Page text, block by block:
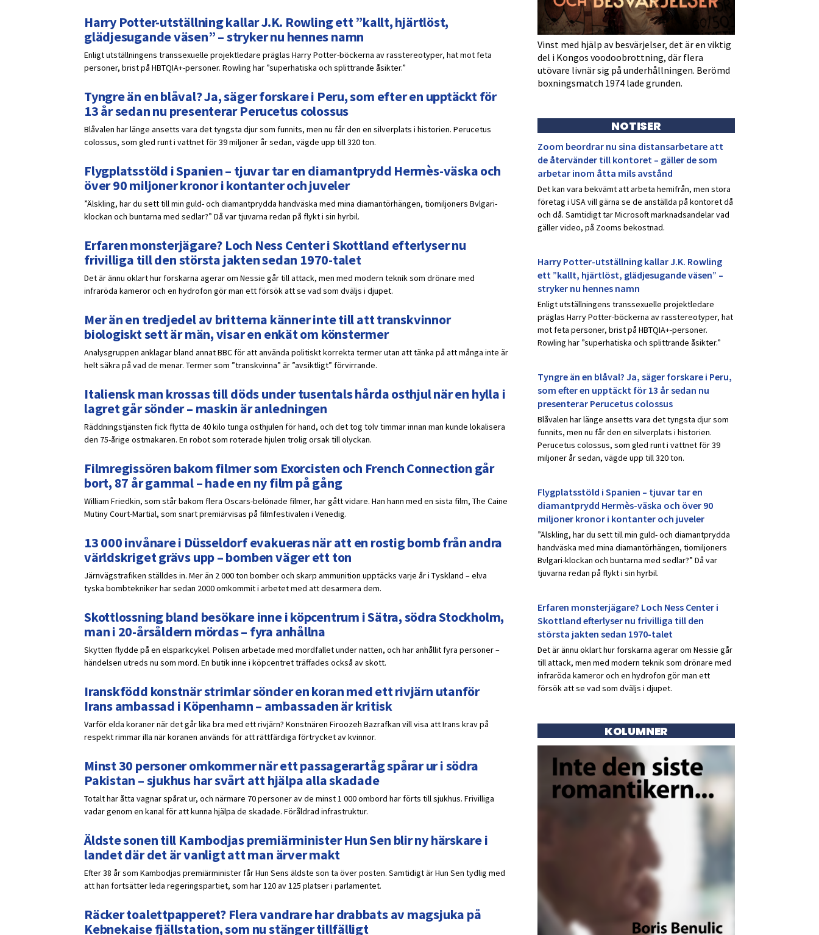
Harry Potter-utställning kallar J.K. Rowling ett ”kallt, hjärtlöst,
glädjesugande väsen” – stryker nu hennes namn
Enligt utställningens transsexuelle projektledare präglas Harry Potter-böckerna av rasstereotyper, hat mot feta
personer, brist på HBTQIA+-personer. Rowling har ”superhatiska och splittrande åsikter.”
Tyngre än en blåval? Ja, säger forskare i Peru, som efter en upptäckt för
13 år sedan nu presenterar Perucetus colossus
Blåvalen har länge ansetts vara det tyngsta djur som funnits, men nu får den en silverplats i historien. Perucetus
colossus, som gled runt i vattnet för 39 miljoner år sedan, vägde upp till 320 ton.
Flygplatsstöld i Spanien – tjuvar tar en diamantprydd Hermès-väska och
över 90 miljoner kronor i kontanter och juveler
”Älskling, har du sett till min guld- och diamantprydda handväska med mina diamantörhängen, tiomiljoners Bvlgari-
klockan och buntarna med sedlar?” Då var tjuvarna redan på flykt i sin hyrbil.
Erfaren monsterjägare? Loch Ness Center i Skottland efterlyser nu
frivilliga till den största jakten sedan 1970-talet
Det är ännu oklart hur forskarna agerar om Nessie går till attack, men med modern teknik som drönare med
infraröda kameror och en hydrofon gör man ett försök att se vad som dväljs i djupet.
Mer än en tredjedel av britterna känner inte till att transkvinnor
biologiskt sett är män, visar en enkät om könstermer
Analysgruppen anklagar bland annat BBC för att använda politiskt korrekta termer utan att tänka på att många inte är
helt säkra på vad de menar. Termer som ”transkvinna” är ”avsiktligt” förvirrande.
Italiensk man krossas till döds under tusentals hårda osthjul när en hylla i
lagret går sönder – maskin är anledningen
Räddningstjänsten fick flytta de 40 kilo tunga osthjulen för hand, och det tog tolv timmar innan man kunde lokalisera
den 75-årige ostmakaren. En robot som roterade hjulen trolig orsak till olyckan.
Filmregissören bakom filmer som Exorcisten och French Connection går
bort, 87 år gammal – hade en ny film på gång
William Friedkin, som står bakom flera Oscars-belönade filmer, har gått vidare. Han hann med en sista film, The Caine
Mutiny Court-Martial, som snart premiärvisas på filmfestivalen i Venedig.
13 000 invånare i Düsseldorf evakueras när att en rostig bomb från andra
världskriget grävs upp – bomben väger ett ton
Järnvägstrafiken ställdes in. Mer än 2 000 ton bomber och skarp ammunition upptäcks varje år i Tyskland – elva
tyska bombtekniker har sedan 2000 omkommit i arbetet med att desarmera dem.
Skottlossning bland besökare inne i köpcentrum i Sätra, södra Stockholm,
man i 20-årsåldern mördas – fyra anhållna
Skytten flydde på en elsparkcykel. Polisen arbetade med mordfallet under natten, och har anhållit fyra personer –
händelsen utreds nu som mord. En butik inne i köpcentret träffades också av skott.
Iranskfödd konstnär strimlar sönder en koran med ett rivjärn utanför
Irans ambassad i Köpenhamn – ambassaden är kritisk
Varför elda koraner när det går lika bra med ett rivjärn? Konstnären Firoozeh Bazrafkan vill visa att Irans krav på
respekt rimmar illa när koranen används för att rättfärdiga förtrycket av kvinnor.
Minst 30 personer omkommer när ett passagerartåg spårar ur i södra
Pakistan – sjukhus har svårt att hjälpa alla skadade
Totalt har åtta vagnar spårat ur, och närmare 70 personer av de minst 1 000 ombord har förts till sjukhus. Frivilliga
vadar genom en kanal för att kunna hjälpa de skadade. Föråldrad infrastruktur.
Äldste sonen till Kambodjas premiärminister Hun Sen blir ny härskare i
landet där det är vanligt att man ärver makt
Efter 38 år som Kambodjas premiärminister får Hun Sens äldste son ta över posten. Samtidigt är Hun Sen tydlig med
att han fortsätter leda regeringspartiet, som har 120 av 125 platser i parlamentet.
Räcker toalettpapperet? Flera vandrare har drabbats av magsjuka på
Kebnekaise fjällstation, som nu stänger tillfälligt
Vinst med hjälp av besvärjelser, det är en viktig
del i Kongos voodoobrottning, där flera
utövare livnär sig på underhållningen. Berömd
boxningsmatch 1974 lade grunden.
NOTISER
Zoom beordrar nu sina distansarbetare att
de återvänder till kontoret – gäller de som
arbetar inom åtta mils avstånd
Det kan vara bekvämt att arbeta hemifrån, men stora
företag i USA vill gärna se de anställda på kontoret då
och då. Samtidigt tar Microsoft marknadsandelar vad
gäller video, på Zooms bekostnad.
Harry Potter-utställning kallar J.K. Rowling
ett ”kallt, hjärtlöst, glädjesugande väsen” –
stryker nu hennes namn
Enligt utställningens transsexuelle projektledare
präglas Harry Potter-böckerna av rasstereotyper, hat
mot feta personer, brist på HBTQIA+-personer.
Rowling har ”superhatiska och splittrande åsikter.”
Tyngre än en blåval? Ja, säger forskare i Peru,
som efter en upptäckt för 13 år sedan nu
presenterar Perucetus colossus
Blåvalen har länge ansetts vara det tyngsta djur som
funnits, men nu får den en silverplats i historien.
Perucetus colossus, som gled runt i vattnet för 39
miljoner år sedan, vägde upp till 320 ton.
Flygplatsstöld i Spanien – tjuvar tar en
diamantprydd Hermès-väska och över 90
miljoner kronor i kontanter och juveler
”Älskling, har du sett till min guld- och diamantprydda
handväska med mina diamantörhängen, tiomiljoners
Bvlgari-klockan och buntarna med sedlar?” Då var
tjuvarna redan på flykt i sin hyrbil.
Erfaren monsterjägare? Loch Ness Center i
Skottland efterlyser nu frivilliga till den
största jakten sedan 1970-talet
Det är ännu oklart hur forskarna agerar om Nessie går
till attack, men med modern teknik som drönare med
infraröda kameror och en hydrofon gör man ett
försök att se vad som dväljs i djupet.
KOLUMNER